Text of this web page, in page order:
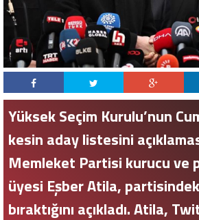
Yüksek Seçim Kurulu’nun
kesin aday listesini
Memleket Partisi kurucu ve
üyesi Eşber Atila,
bıraktığını açıkladı. Atila,